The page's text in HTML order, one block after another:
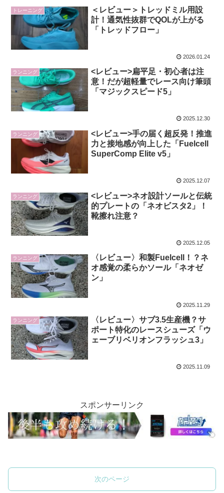
トレーニング
＜レビュー＞トレッドミル用設
計！通気性抜群でQOLが上がる
「トレッドフロー」
2026.01.24
ランニング
<レビュー>扁平足・初心者は注
意！だが超軽量でレース向け筆頭
「マジックスピード5」
2025.12.30
ランニング
<レビュー>手の届く超反発！推進
力と接地感が向上した「Fuelcell
SuperComp Elite v5」
2025.12.07
ランニング
<レビュー>ネオ設計ソールと伝統
的プレートの「ネオビスタ2」！
靴擦れ注意？
2025.12.05
ランニング
〈レビュー〉和製Fuelcell！？ネ
オ感覚の柔らかソール「ネオゼ
ン」
2025.11.29
ランニング
〈レビュー〉サブ3.5生産機？サ
ポート特化のレースシューズ「ウ
ェーブリベリオンフラッシュ3」
2025.11.09
スポンサーリンク
次のページ